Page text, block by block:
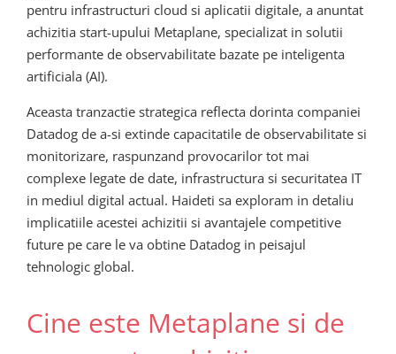
pentru infrastructuri cloud si aplicatii digitale, a anuntat
achizitia start-upului Metaplane, specializat in solutii
performante de observabilitate bazate pe inteligenta
artificiala (AI).
Aceasta tranzactie strategica reflecta dorinta companiei
Datadog de a-si extinde capacitatile de observabilitate si
monitorizare, raspunzand provocarilor tot mai
complexe legate de date, infrastructura si securitatea IT
in mediul digital actual. Haideti sa exploram in detaliu
implicatiile acestei achizitii si avantajele competitive
future pe care le va obtine Datadog in peisajul
tehnologic global.
Cine este Metaplane si de